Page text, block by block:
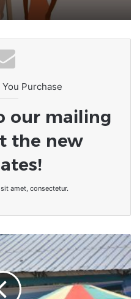
Purchase
our mailing
the new
amet, consectetur.